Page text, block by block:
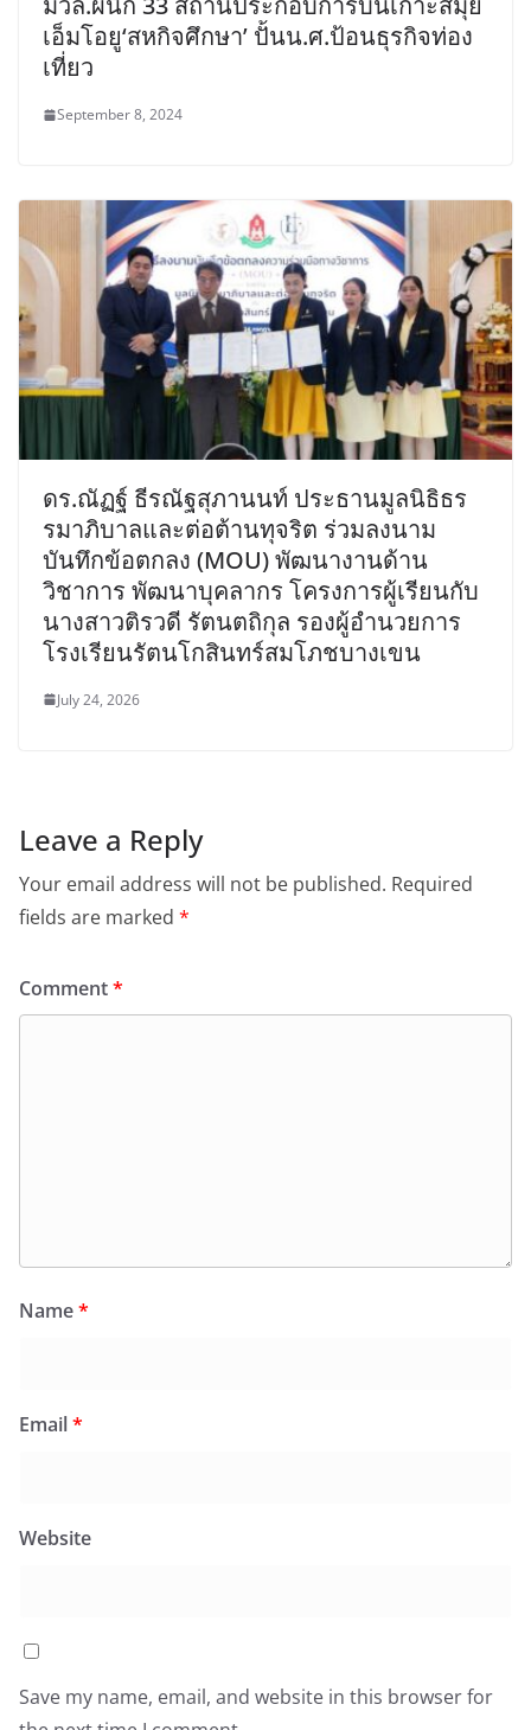
เอ็มโอยู‘สหกิจศึกษา’ ปั้นน.ศ.ป้อนธุรกิจท่อง
เที่ยว
September 8, 2024
ดร.ณัฏฐ์ ธีรณัฐสุภานนท์ ประธานมูลนิธิธร
รมาภิบาลและต่อต้านทุจริต ร่วมลงนาม
บันทึกข้อตกลง (MOU) พัฒนางานด้าน
วิชาการ พัฒนาบุคลากร โครงการผู้เรียนกับ
นางสาวติรวดี รัตนตถิกุล รองผู้อำนวยการ
โรงเรียนรัตนโกสินทร์สมโภชบางเขน
July 24, 2026
Leave a Reply
Your email address will not be published. Required
fields are marked *
Comment*
Name*
Email*
Website
Save my name, email, and website in this browser for